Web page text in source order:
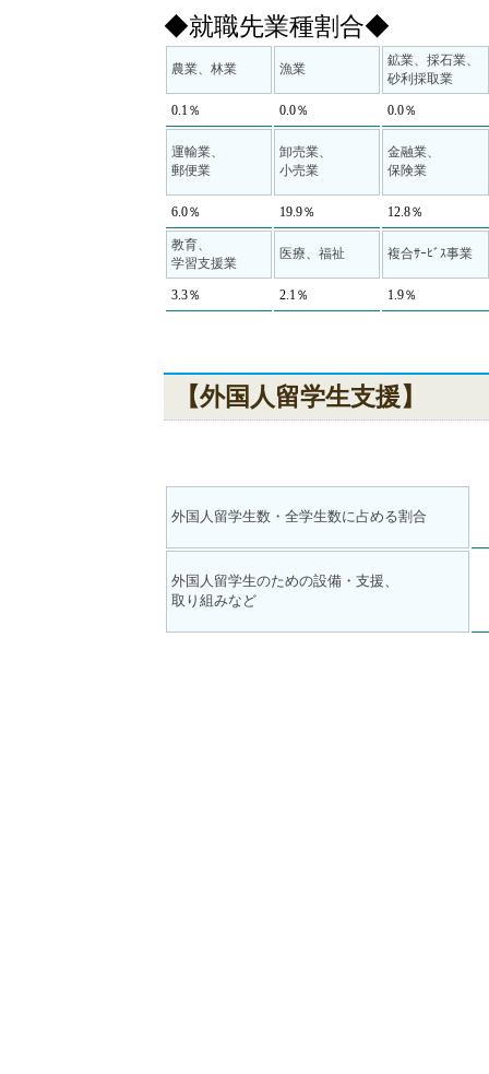
◆就職先業種割合◆
農業、林業 漁業
鉱業、採石業、
砂利採取業
0.1％ 0.0％ 0.0％
運輸業、
郵便業
卸売業、
小売業
金融業、
保険業
6.0％ 19.9％ 12.8％
教育、
学習支援業
医療、福祉 複合ｻｰﾋﾞｽ事業
3.3％ 2.1％ 1.9％
【外国人留学生支援】
外国人留学生数・全学生数に占める割合
外国人留学生のための設備・支援、
取り組みなど